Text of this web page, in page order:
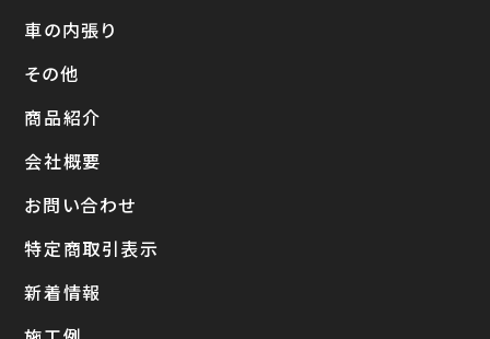
車の内張り
その他
商品紹介
会社概要
お問い合わせ
特定商取引表示
新着情報